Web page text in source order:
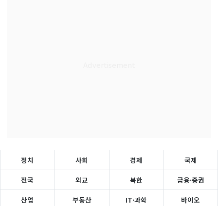
정치 사회 경제 국제
전국 외교 북한 금융·증권
산업 부동산 IT·과학 바이오